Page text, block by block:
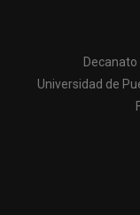
Universidad de